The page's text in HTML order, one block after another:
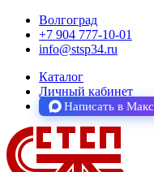
Волгоград
+7 904 777-10-01
info@stsp34.ru
Каталог
Личный кабинет
Написать в Макс